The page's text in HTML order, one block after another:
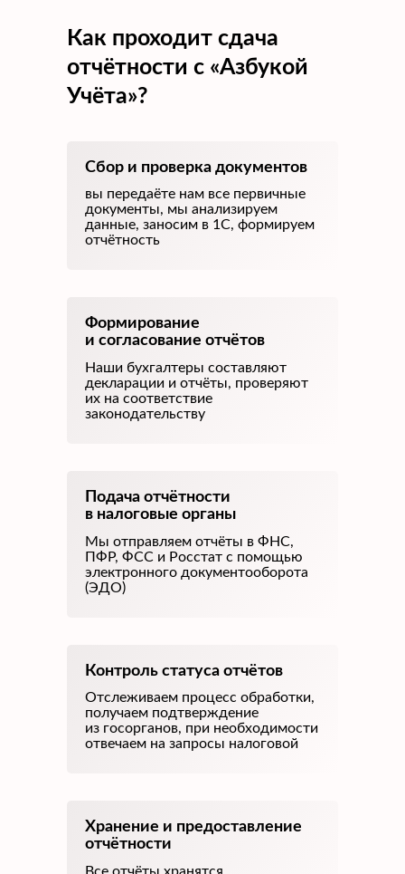
Как проходит сдача
отчётности с «Азбукой
Учёта»?
вы передаёте нам все первичные
документы, мы анализируем
данные, заносим в 1С, формируем
отчётность
Сбор и проверка документов
Наши бухгалтеры составляют
декларации и отчёты, проверяют
их на соответствие
законодательству
Формирование
и согласование отчётов
Мы отправляем отчёты в ФНС,
ПФР, ФСС и Росстат с помощью
электронного документооборота
(ЭДО)
Подача отчётности
в налоговые органы
Хранение и предоставление
отчётности
Отслеживаем процесс обработки,
получаем подтверждение
из госорганов, при необходимости
отвечаем на запросы налоговой
Контроль статуса отчётов